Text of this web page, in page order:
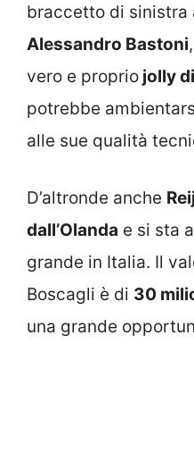
braccetto di sinistra
Alessandro Bastoni
vero e proprio jolly
potrebbe
alle sue qualità
D’altronde anche
dall’Olanda e si sta
grande in Italia. Il
Boscagli è di 30
una grande